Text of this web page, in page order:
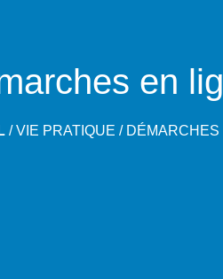
en
/VIE PRATIQUE / DÉMARCHES